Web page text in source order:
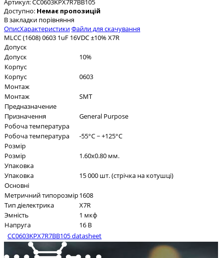
Артикул:CC0603KPX7R7BB105
Доступно: Немає пропозицій
В закладки порівняння
ОписХарактеристикиФайли для скачування
MLCC (1608) 0603 1uF 16VDC ±10% X7R
Допуск
Допуск
10%
Корпус
Корпус
0603
Монтаж
Монтаж
SMT
Предназначение
Призначення
General Purpose
Робоча температура
Робоча температура
-55°C ~ +125°C
Розмір
Розмір
1.60x0.80 мм.
Упаковка
Упаковка
15 000 шт. (стрічка на котушці)
Основні
Метричний типорозмір1608
Тип діелектрика
X7R
Эмність
1 мкф
Напруга
16 В
CC0603KPX7R7BB105 datasheet